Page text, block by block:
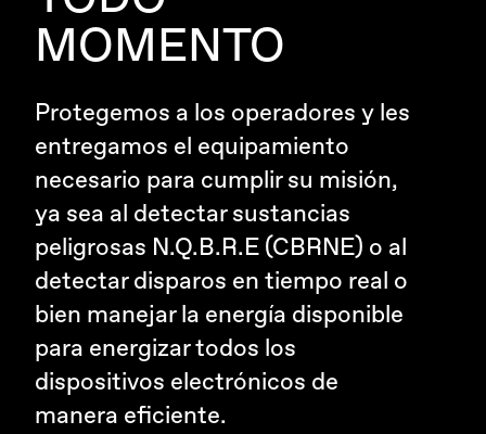
MOMENTO
Protegemos a los operadores y les
entregamos el equipamiento
necesario para cumplir su misión,
ya sea al detectar sustancias
peligrosas N.Q.B.R.E (CBRNE) o al
detectar disparos en tiempo real o
bien manejar la energía disponible
para energizar todos los
dispositivos electrónicos de
manera eficiente.